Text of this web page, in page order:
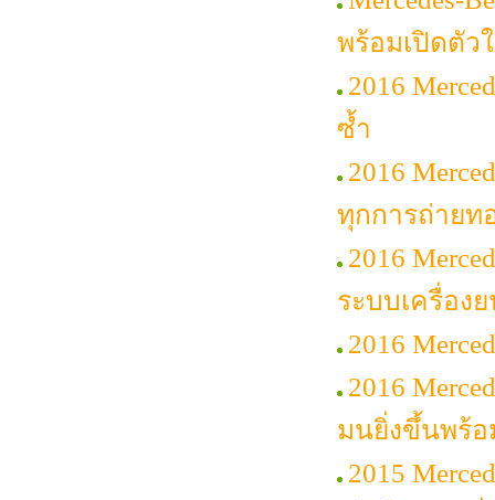
พร้อมเปิดตัว
2016
ซ้ำ
2016
ทุกการถ่ายท
2016
ระบบเครื่อง
2016
2016
มนยิ่งขึ้นพร้อ
2015